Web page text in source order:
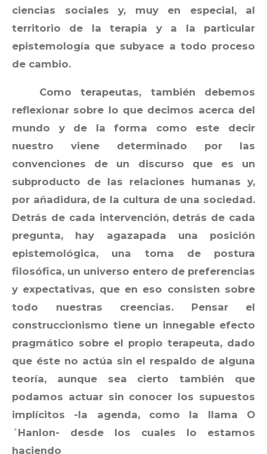
ciencias sociales y, muy en especial, al
territorio de la terapia y a la particular
epistemología que subyace a todo proceso
de cambio.
Como terapeutas, también debemos
reflexionar sobre lo que decimos acerca del
mundo y de la forma como este decir
nuestro viene determinado por las
convenciones de un discurso que es un
subproducto de las relaciones humanas y,
por añadidura, de la cultura de una sociedad.
Detrás de cada intervención, detrás de cada
pregunta, hay agazapada una posición
epistemológica, una toma de postura
filosófica, un universo entero de preferencias
y expectativas, que en eso consisten sobre
todo nuestras creencias. Pensar el
construccionismo tiene un innegable efecto
pragmático sobre el propio terapeuta, dado
que éste no actúa sin el respaldo de alguna
teoría, aunque sea cierto también que
podamos actuar sin conocer los supuestos
implícitos -la agenda, como la llama O
´Hanlon- desde los cuales lo estamos
haciendo